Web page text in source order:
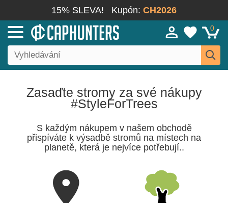
15% SLEVA! Kupón: CH2026
0
Zasaďte stromy za své nákupy
#StyleForTrees
S každým nákupem v našem obchodě
přispíváte k výsadbě stromů na místech na
planetě, která je nejvíce potřebují..